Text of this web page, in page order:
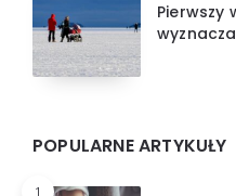
Pierwszy
POPULARNE ARTYKUŁY
1